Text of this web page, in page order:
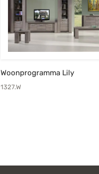
Woonprogramma Lily
1327.W